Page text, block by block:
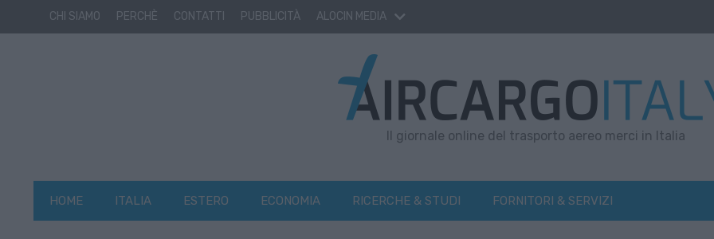
CHI SIAMO PERCHÈ CONTATTI PUBBLICITÀ ALOCIN MEDIA
Il giornale online del trasporto aereo merci in Italia
HOME ITALIA ESTERO ECONOMIA RICERCHE & STUDI FORNITORI & SERVIZI